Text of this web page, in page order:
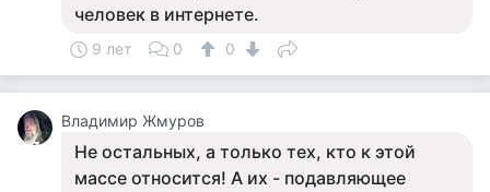
человек в интернете.
9 лет 0 0
Владимир Жмуров
Не остальных, а только тех, кто к этой
массе относится! А их - подавляющее